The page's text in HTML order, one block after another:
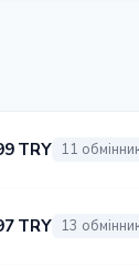
TRY 11
TRY 13